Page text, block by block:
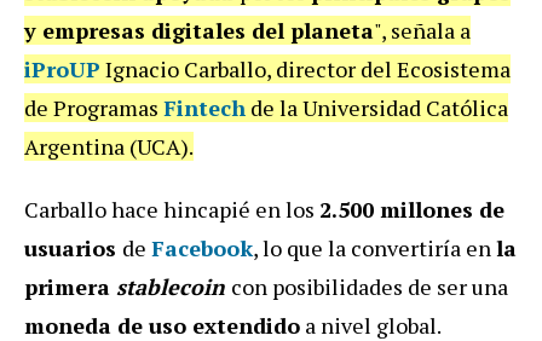
y empresas digitales del planeta", señala a
iProUP Ignacio Carballo, director del Ecosistema
de Programas Fintech de la Universidad Católica
Argentina (UCA).
Carballo hace hincapié en los 2.500 millones de
usuarios de Facebook, lo que la convertiría enla
primera stablecoin con posibilidades de ser una
moneda de uso extendido a nivel global.